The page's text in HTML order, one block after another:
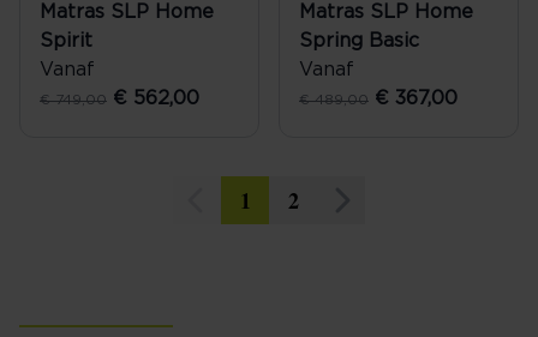
Matras SLP Home
Spirit
Vanaf
€ 749,00 € 562,00
Matras SLP Home
Spring Basic
Vanaf
€ 489,00 € 367,00
1 2